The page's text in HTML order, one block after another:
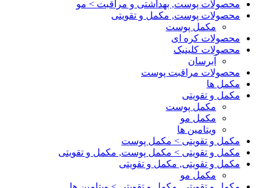
محصولات پوست, بهداشتی و مراقبت > مو
محصولات پوست, مکمل و تقویتی
مکمل پوست
محصولات کره ای
محصولات کلینیک
آبرسان
محصولات مراقبت پوست
مکمل ها
مکمل و تقویتی
مکمل پوست
مکمل مو
ویتامین ها
مکمل و تقویتی > مکمل پوست
مکمل و تقویتی > مکمل پوست, مکمل و تقویتی
مکمل و تقویتی, مکمل و تقویتی
مکمل مو